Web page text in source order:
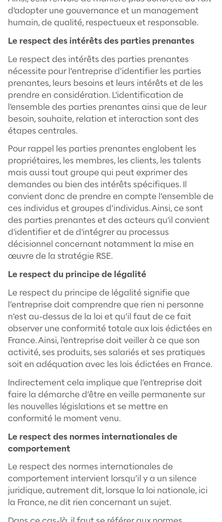
permettent de favoriser la
informations importante concernant la
les activités RSE de l'entreprise et ils
informations claires et accessible à
parties prenantes internes (salariés)
externes (clients, consommateurs,
partenaires ...).
Le comportement éthique
Le comportement éthique peut être
par l’équité, l'honnêteté et aussi l’intégrité
l’attitude. Être et agir de manière éthique
donc d’être soucieux et de se préoccuper
nous entoure, de notre environnement.
Ainsi, cela renvoie de manière plus
d'adopter une gouvernance et un
humain, de qualité, respectueux et
Le respect des intérêts des parties
Le respect des intérêts des parties
nécessite pour l’entreprise d’identifier les
prenantes, leurs besoins et leurs intérêts
prendre en considération. L'identification
l'ensemble des parties prenantes ainsi
étapes centrales.
Pour rappel les parties prenantes
mais aussi tout groupe qui peut exprimer
demandes ou bien des intérêts
convient donc de prendre en compte
ces individus et groupes d’individus. Ainsi,
des parties prenantes et des acteurs qu'il
d'identifier et de d'intégrer au processus